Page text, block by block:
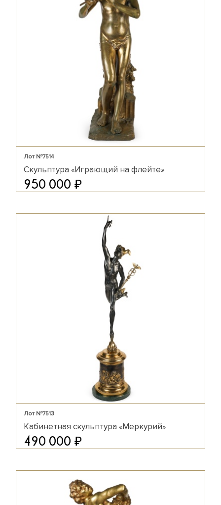
Лот №7514
Скульптура «Играющий на флейте»
950 000 ₽
Лот №7513
Кабинетная скульптура «Меркурий»
490 000 ₽